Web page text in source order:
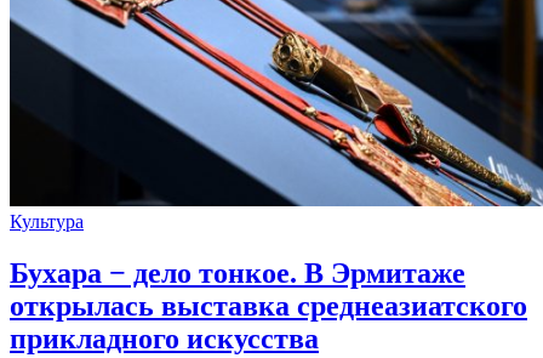
Культура
Бухара − дело тонкое. В Эрмитаже
открылась выставка среднеазиатского
прикладного искусства